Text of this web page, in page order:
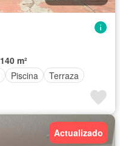
140 m²
Piscina Terraza
Actualizado